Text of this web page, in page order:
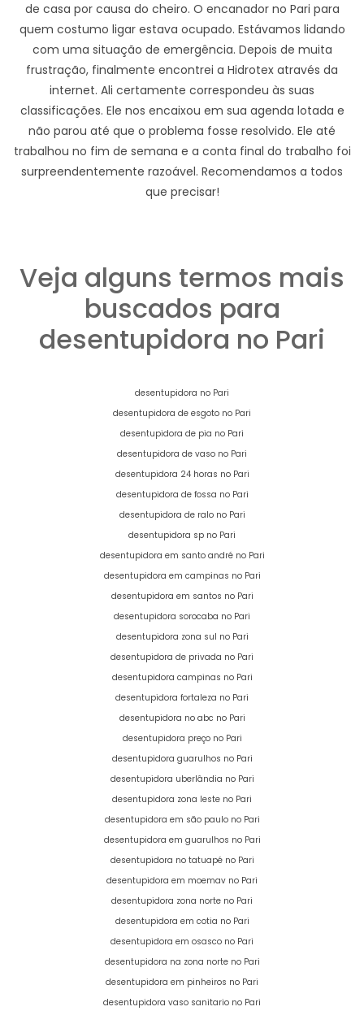
de casa por causa do cheiro. O encanador no Pari para
quem costumo ligar estava ocupado. Estávamos lidando
com uma situação de emergência. Depois de muita
frustração, finalmente encontrei a Hidrotex através da
internet. Ali certamente correspondeu às suas
classificações. Ele nos encaixou em sua agenda lotada e
não parou até que o problema fosse resolvido. Ele até
trabalhou no fim de semana e a conta final do trabalho foi
surpreendentemente razoável. Recomendamos a todos
que precisar!
Veja alguns termos mais
buscados para
desentupidora no Pari
desentupidora no Pari
desentupidora de esgoto no Pari
desentupidora de pia no Pari
desentupidora de vaso no Pari
desentupidora 24 horas no Pari
desentupidora de fossa no Pari
desentupidora de ralo no Pari
desentupidora sp no Pari
desentupidora em santo andré no Pari
desentupidora em campinas no Pari
desentupidora em santos no Pari
desentupidora sorocaba no Pari
desentupidora zona sul no Pari
desentupidora de privada no Pari
desentupidora campinas no Pari
desentupidora fortaleza no Pari
desentupidora no abc no Pari
desentupidora preço no Pari
desentupidora guarulhos no Pari
desentupidora uberlândia no Pari
desentupidora zona leste no Pari
desentupidora em são paulo no Pari
desentupidora em guarulhos no Pari
desentupidora no tatuapé no Pari
desentupidora em moemav no Pari
desentupidora zona norte no Pari
desentupidora em cotia no Pari
desentupidora em osasco no Pari
desentupidora na zona norte no Pari
desentupidora em pinheiros no Pari
desentupidora vaso sanitario no Pari